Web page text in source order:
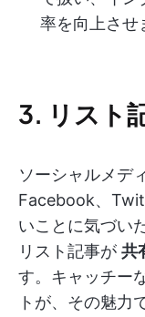
率を向上させ
3. リスト
ソーシャルメデ
Facebook、
いことに気づい
リスト記事が 共
す。キャッチー
トが、その魅力